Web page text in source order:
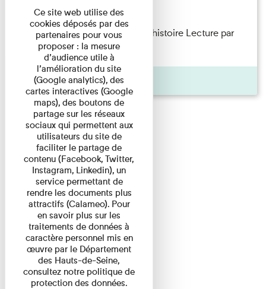
Lecture
Philippe Artières — Le dos de l’histoire Lecture par
l’auteur accompagné de ...
Pages
Ce site web utilise des
cookies déposés par des
partenaires pour vous
proposer : la mesure
d’audience utile à
l’amélioration du site
(Google analytics), des
cartes interactives (Google
maps), des boutons de
partage sur les réseaux
sociaux qui permettent aux
utilisateurs du site de
faciliter le partage de
contenu (Facebook, Twitter,
Instagram, Linkedin), un
service permettant de
rendre les documents plus
attractifs (Calameo). Pour
en savoir plus sur les
traitements de données à
caractère personnel mis en
œuvre par le Département
des Hauts-de-Seine,
consultez notre politique de
protection des données.